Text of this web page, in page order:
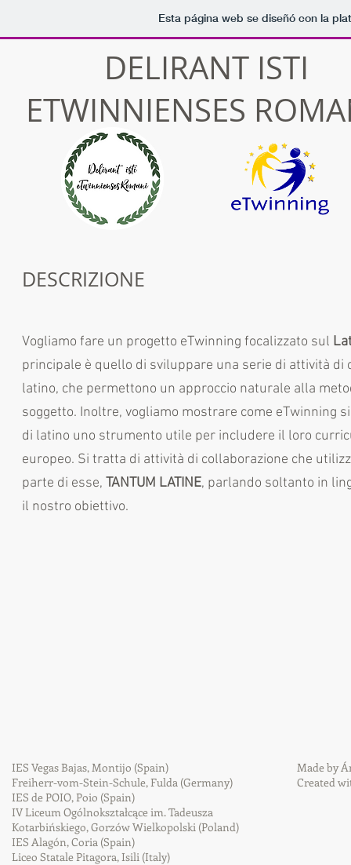
Esta página web se diseñó con la
DELIRANT ISTI
ETWINNIENSES
DESCRIZIONE
Vogliamo fare un progetto eTwinning focalizzato sul
principale è quello di sviluppare una serie di attività di
latino, che permettono un approccio naturale alla
soggetto. Inoltre, vogliamo mostrare come eTwinning
di latino uno strumento utile per includere il loro
europeo. Si tratta di attività di collaborazione che
parte di esse, TANTUM LATINE, parlando soltanto in
il nostro obiettivo.
Made by
Created
IES Vegas Bajas, Montijo (Spain)
Freiherr-vom-Stein-Schule, Fulda (Germany)
IES de POIO, Poio (Spain)
IV Liceum Ogólnokształcące im. Tadeusza
Kotarbińskiego, Gorzów Wielkopolski (Poland)
IES Alagón, Coria (Spain)
Liceo Statale Pitagora, Isili (Italy)